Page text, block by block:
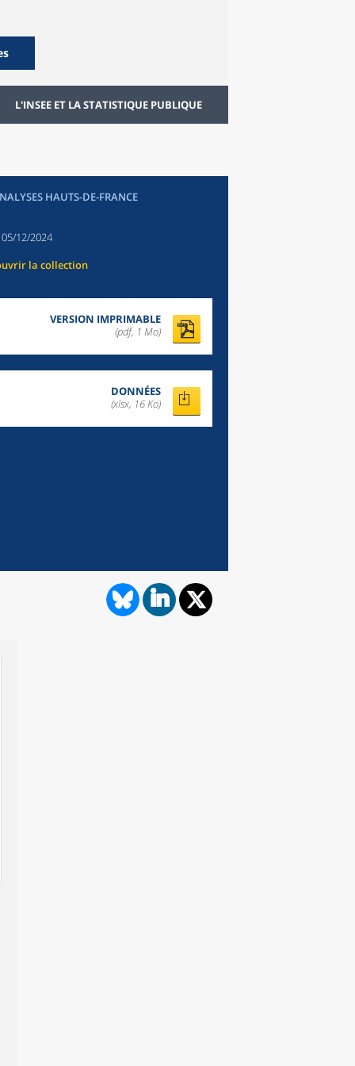
L'INSEE ET LA STATISTIQUE PUBLIQUE
HAUTS-DE-FRANCE
05/12/2024
la collection
VERSION IMPRIMABLE
(pdf, 1 Mo)
DONNÉES
(xlsx, 16 Ko)